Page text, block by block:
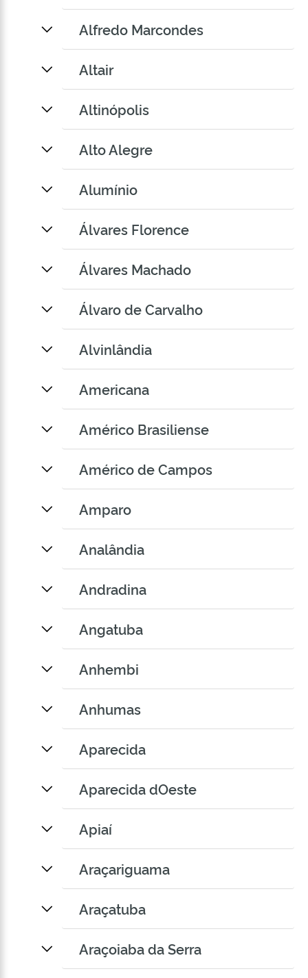
Alfredo Marcondes
Altair
Altinópolis
Alto Alegre
Alumínio
Álvares Florence
Álvares Machado
Álvaro de Carvalho
Alvinlândia
Americana
Américo Brasiliense
Américo de Campos
Amparo
Analândia
Andradina
Angatuba
Anhembi
Anhumas
Aparecida
Aparecida dOeste
Apiaí
Araçariguama
Araçatuba
Araçoiaba da Serra